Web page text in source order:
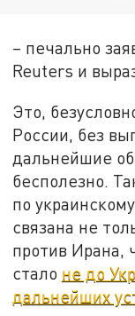
– печально
Reuters и
Это,
России, без
дальнейшие
бесполезно.
по
связана не
против Ирана,
стало не до
дальнейших